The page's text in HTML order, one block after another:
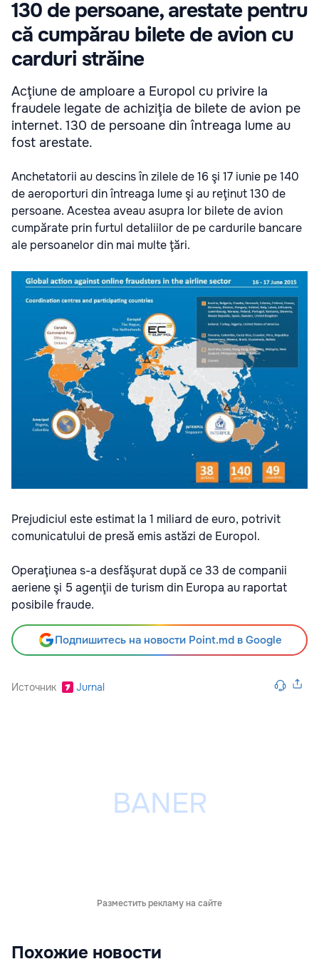
130 de persoane, arestate pentru
că cumpărau bilete de avion cu
carduri străine
Acţiune de amploare a Europol cu privire la
fraudele legate de achiziţia de bilete de avion pe
internet. 130 de persoane din întreaga lume au
fost arestate.
Anchetatorii au descins în zilele de 16 şi 17 iunie pe 140
de aeroporturi din întreaga lume şi au reţinut 130 de
persoane. Acestea aveau asupra lor bilete de avion
cumpărate prin furtul detaliilor de pe cardurile bancare
ale persoanelor din mai multe ţări.
Prejudiciul este estimat la 1 miliard de euro, potrivit
comunicatului de presă emis astăzi de Europol.
Operaţiunea s-a desfăşurat după ce 33 de companii
aeriene şi 5 agenţii de turism din Europa au raportat
posibile fraude.
Подпишитесь на новости Point.md в Google
Источник Jurnal
Разместить рекламу на сайте
Похожие новости